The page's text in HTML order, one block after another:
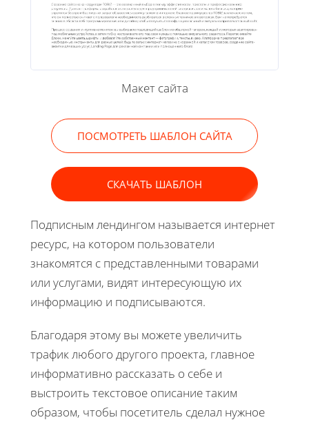
Макет сайта
ПОСМОТРЕТЬ ШАБЛОН САЙТА
СКАЧАТЬ ШАБЛОН
Подписным лендингом называется интернет
ресурс, на котором пользователи
знакомятся с представленными товарами
или услугами, видят интересующую их
информацию и подписываются.
Благодаря этому вы можете увеличить
трафик любого другого проекта, главное
информативно рассказать о себе и
выстроить текстовое описание таким
образом, чтобы посетитель сделал нужное